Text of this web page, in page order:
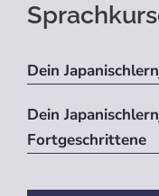
Dein
Dein
Fortgeschrittene